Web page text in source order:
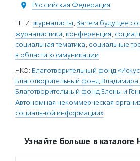
Российская Федерация
ТЕГИ: журналисты, ЗаЧем будущее
журналистики, конференция,
социальная тематика, социальные
в области коммуникации
НКО: Благотворительный фонд
Благотворительный фонд Владимира
Благотворительный фонд Елены и
Автономная некоммерческая
социальной информации»
Узнайте больше в каталоге